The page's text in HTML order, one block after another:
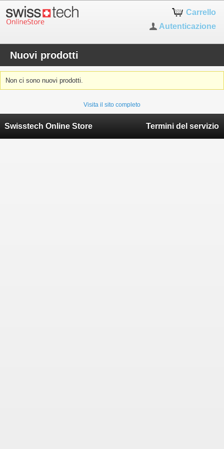
Carrello
Autenticazione
Nuovi prodotti
Non ci sono nuovi prodotti.
Visita il sito completo
Swisstech Online Store Termini del servizio